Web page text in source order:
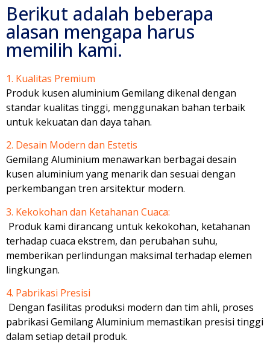
Berikut adalah beberapa
alasan mengapa harus
memilih kami.
1. Kualitas Premium
Produk kusen aluminium Gemilang dikenal dengan
standar kualitas tinggi, menggunakan bahan terbaik
untuk kekuatan dan daya tahan.
2. Desain Modern dan Estetis
Gemilang Aluminium menawarkan berbagai desain
kusen aluminium yang menarik dan sesuai dengan
perkembangan tren arsitektur modern.
3. Kekokohan dan Ketahanan Cuaca:
Produk kami dirancang untuk kekokohan, ketahanan
terhadap cuaca ekstrem, dan perubahan suhu,
memberikan perlindungan maksimal terhadap elemen
lingkungan.
4. Pabrikasi Presisi
Dengan fasilitas produksi modern dan tim ahli, proses
pabrikasi Gemilang Aluminium memastikan presisi tinggi
dalam setiap detail produk.